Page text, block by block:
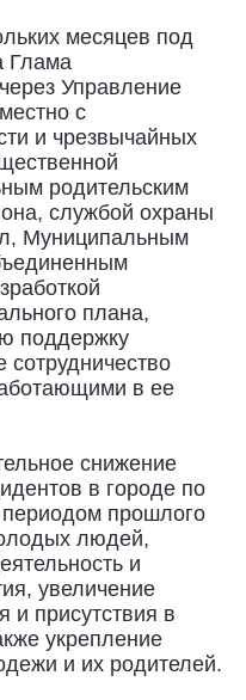
месяцев под
Глама
Управление
с
и чрезвычайных
родительским
службой охраны
Муниципальным
плана,
поддержку
сотрудничество
в ее
снижение
в городе по
прошлого
людей,
и
увеличение
и присутствия в
укрепление
и их родителей.